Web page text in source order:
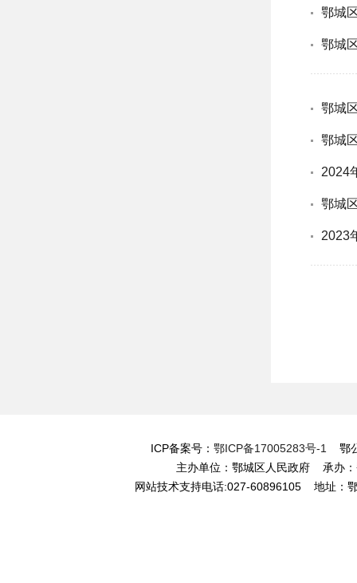
鄂城
鄂城
鄂城
鄂城
2024
鄂城
2023
ICP备案号： 鄂ICP备17005283号-1
鄂
主办单位：鄂城区人民政府 承办
网站技术支持电话:027-60896105 地址：